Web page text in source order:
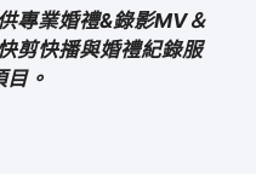
專業婚禮&錄影MV＆
剪快播與婚禮紀錄服
目。